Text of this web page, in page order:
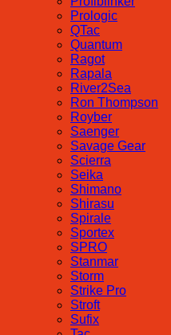
Prologic
QTac
Quantum
Ragot
Rapala
River2Sea
Ron Thompson
Royber
Saenger
Savage Gear
Scierra
Seika
Shimano
Shirasu
Spirale
Sportex
SPRO
Stanmar
Storm
Strike Pro
Stroft
Sufix